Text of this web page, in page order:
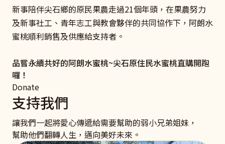
新事陪伴尖石鄉的原民果農走過21個年頭，在果農努力
及新事社工、青年志工與教會夥伴的共同協作下，阿朗水
蜜桃順利銷售及供應給支持者。
品嘗永續共好的阿朗水蜜桃~尖石原住民水蜜桃直購開跑
囉！
愛心一領二 愛心不落後 聚沙可成塔
我要捐款
打造雇主放心移工安心的新勞雇關係！ 聯絡新事社會服
務中心，了解更多關於良好雇主和移工溝通、勞雇關係促
進、相關法律及資源的資訊吧！
了解更多
助原住民弱勢及受災家庭和青少年培力學習，迎向未來，
翻轉命運。
Donate
支持我們
讓我們一起將愛心傳遞給需要幫助的弱小兄弟姐妹，
幫助他們翻轉人生，邁向美好未來。